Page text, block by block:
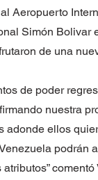
Aeropuerto
Simón Bolivar
de una
de poder
nuestra
adonde ellos
podrán